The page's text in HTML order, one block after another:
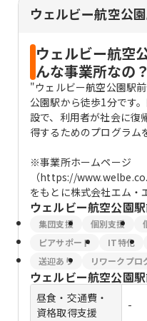
ウェルビー航空公
ウェルビー航空
んな事業所なの？
"ウェルビー航空公園駅
公園駅から徒歩1分です
設で、利用者が社会に復
得するためのプログラム
※事業所ホームページ
（https://
をもとに株式会社エム・
ウェルビー航空公園
集団支援 個別支援
ピアサポート
IT特化
送迎あり
リワークプロ
ウェルビー航空公園
昼食・交通費・
資格取得支援
-